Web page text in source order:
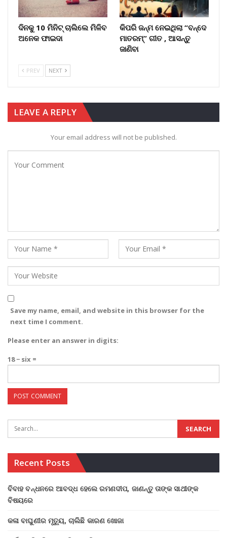
ଦିନକୁ 10 ମିନିଟ୍ ଚାଲିଲେ ମିଳିବ
ଅନେକ ଫାଇଦା
କିପରି ଜନ୍ମ ନେଇଥିଲା “ବନ୍ଦେ
ମାତରମ୍” ଗୀତ , ଆସନ୍ତୁ
ଜାଣିବା
PREV NEXT
LEAVE A REPLY
Your email address will not be published.
Save my name, email, and website in this browser for the
next time I comment.
Please enter an answer in digits:
18 − six =
Recent Posts
ବିବାହ ବନ୍ଧନରେ ଆବଦ୍ଧ ହେଲେ ରମଣଦୀପ, ଜାଣନ୍ତୁ ତାଙ୍କ ସାଥୀଙ୍କ
ବିଷୟରେ
କଳା ବାଘୁଣୀର ମୃତ୍ୟୁ, ଚାଲିଛି କାରଣ ଖୋଜା